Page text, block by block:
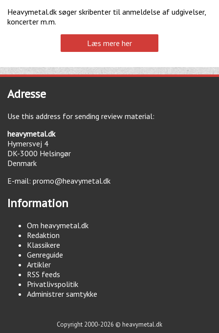
Heavymetal.dk søger skribenter til anmeldelse af udgivelser,
koncerter m.m.
Læs mere her
Adresse
Use this address for sending review material:
heavymetal.dk
Hymersvej 4
DK-3000 Helsingør
Denmark
E-mail: promo@heavymetal.dk
Information
Om heavymetal.dk
Redaktion
Klassikere
Genreguide
Artikler
RSS feeds
Privatlivspolitik
Administrer samtykke
Copyright 2000-2026 © heavymetal.dk